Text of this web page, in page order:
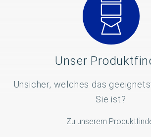
Unser
Unsicher, welches das
Sie ist?
Zu unserem